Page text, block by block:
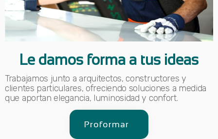
Le damos forma a tus ideas
Trabajamos junto a arquitectos, constructores y
clientes particulares, ofreciendo soluciones a medida
que aportan elegancia, luminosidad y confort.
Proformar